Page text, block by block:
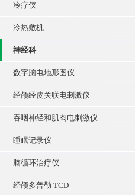
冷疗仪
冷热敷机
神经科
数字脑电地形图仪
经颅经皮关联电刺激仪
吞咽神经和肌肉电刺激仪
睡眠记录仪
脑循环治疗仪
经颅多普勒 TCD